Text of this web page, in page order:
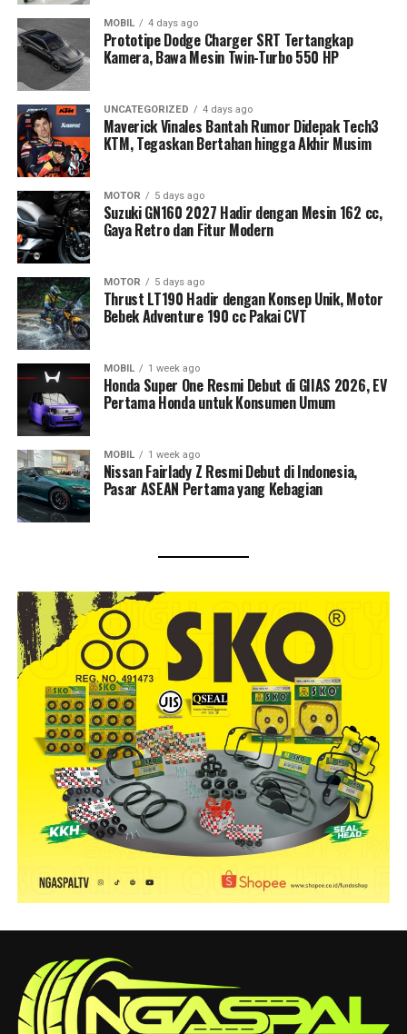
MOBIL 4 days ago
Prototipe Dodge Charger SRT Tertangkap
Kamera, Bawa Mesin Twin-Turbo 550 HP
UNCATEGORIZED 4 days ago
Maverick Vinales Bantah Rumor Didepak Tech3
KTM, Tegaskan Bertahan hingga Akhir Musim
MOTOR 5 days ago
Suzuki GN160 2027 Hadir dengan Mesin 162 cc,
Gaya Retro dan Fitur Modern
MOTOR 5 days ago
Thrust LT190 Hadir dengan Konsep Unik, Motor
Bebek Adventure 190 cc Pakai CVT
MOBIL 1 week ago
Honda Super One Resmi Debut di GIIAS 2026, EV
Pertama Honda untuk Konsumen Umum
MOBIL 1 week ago
Nissan Fairlady Z Resmi Debut di Indonesia,
Pasar ASEAN Pertama yang Kebagian